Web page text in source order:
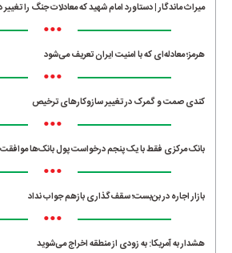
میراث ماندگار | دستاورد امام شهید که معادلات جنگ را تغییر
•••
هرمز؛ معادله‌ای که با امنیت ایران تعریف می‌شود
•••
کندی صمت و گمرک در تغییر سازوکارهای ترخیص
•••
بانک مرکزی فقط با یک‌ پنجم درخواست پول بانک‌ها
•••
بازار اجاره در بن‌بست؛ سقف‌گذاری بازهم جواب نداد
•••
هشدار به آمریکا: به زودی از منطقه اخراج می‌شوید